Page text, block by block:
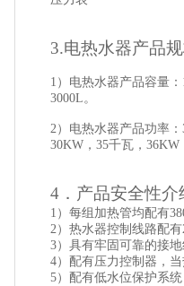
3.电热水器产品
1）电热水器产品容量
3000L。
2）电热水器产品功率
30KW，35千瓦，
4．产品安全性介
1）每组加热管均配有
2）热水器控制线路配
3）具有牢固可靠的接
4）配有压力控制器，
5）配有低水位保护系